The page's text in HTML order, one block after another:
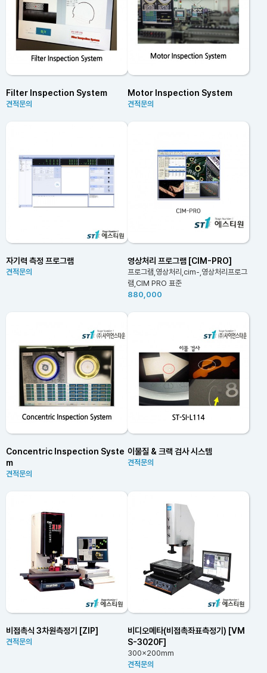
Filter Inspection System
견적문의
Motor Inspection System
견적문의
자기력 측정 프로그램
견적문의
영상처리 프로그램 [CIM-PRO]
프로그램,영상처리,cim-,영상처리프로그
램,CIM PRO 표준
880,000
Concentric Inspection Syste
m
견적문의
이물질 & 크랙 검사 시스템
견적문의
비접촉식 3차원측정기 [ZIP]
견적문의
비디오메타(비접촉좌표측정기) [VM
S-3020F]
300x200mm
견적문의